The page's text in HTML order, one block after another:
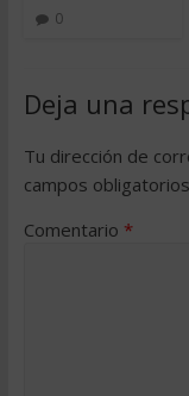
0
Deja una
Tu dirección de
campos
Comentario *